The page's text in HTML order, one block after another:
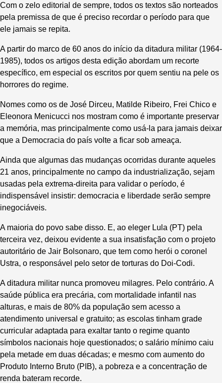
Com o zelo editorial de sempre, todos os textos são norteados
pela premissa de que é preciso recordar o período para que
ele jamais se repita.
A partir do marco de 60 anos do início da ditadura militar (1964-
1985), todos os artigos desta edição abordam um recorte
específico, em especial os escritos por quem sentiu na pele os
horrores do regime.
Nomes como os de José Dirceu, Matilde Ribeiro, Frei Chico e
Eleonora Menicucci nos mostram como é importante preservar
a memória, mas principalmente como usá-la para jamais deixar
que a Democracia do país volte a ficar sob ameaça.
Ainda que algumas das mudanças ocorridas durante aqueles
21 anos, principalmente no campo da industrialização, sejam
usadas pela extrema-direita para validar o período, é
indispensável insistir: democracia e liberdade serão sempre
inegociáveis.
A maioria do povo sabe disso. E, ao eleger Lula (PT) pela
terceira vez, deixou evidente a sua insatisfação com o projeto
autoritário de Jair Bolsonaro, que tem como herói o coronel
Ustra, o responsável pelo setor de torturas do Doi-Codi.
A ditadura militar nunca promoveu milagres. Pelo contrário. A
saúde pública era precária, com mortalidade infantil nas
alturas, e mais de 80% da população sem acesso a
atendimento universal e gratuito; as escolas tinham grade
curricular adaptada para exaltar tanto o regime quanto
símbolos nacionais hoje questionados; o salário mínimo caiu
pela metade em duas décadas; e mesmo com aumento do
Produto Interno Bruto (PIB), a pobreza e a concentração de
renda bateram recorde.